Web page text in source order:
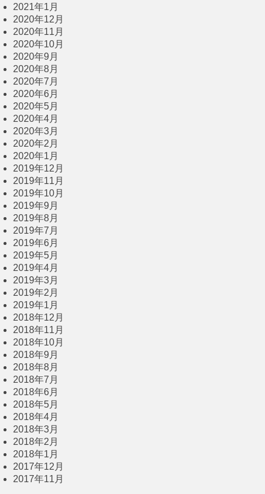
2021年1月
2020年12月
2020年11月
2020年10月
2020年9月
2020年8月
2020年7月
2020年6月
2020年5月
2020年4月
2020年3月
2020年2月
2020年1月
2019年12月
2019年11月
2019年10月
2019年9月
2019年8月
2019年7月
2019年6月
2019年5月
2019年4月
2019年3月
2019年2月
2019年1月
2018年12月
2018年11月
2018年10月
2018年9月
2018年8月
2018年7月
2018年6月
2018年5月
2018年4月
2018年3月
2018年2月
2018年1月
2017年12月
2017年11月